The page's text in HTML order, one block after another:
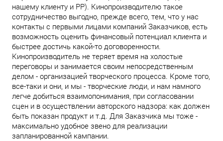
нашему клиенту и PP). Кинопроизводителю такое
сотрудничество выгодно, прежде всего, тем, что у нас
контакты с первыми лицами компаний Заказчиков, есть
возможность оценить финансовый потенциал клиента и
быстрее достичь какой-то договоренности.
Кинопроизводитель не теряет время на холостые
переговоры и занимается своим непосредственным
делом - организацией творческого процесса. Кроме того,
все-таки и они, и мы - творческие люди, и нам намного
легче добиться взаимопонимания, при согласовании
сцен и в осуществлении авторского надзора: как должен
быть показан продукт и т.д. Для Заказчика мы тоже -
максимально удобное звено для реализации
запланированной кампании.